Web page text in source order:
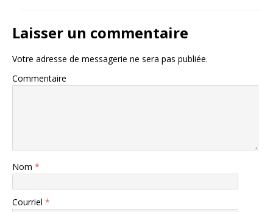
Laisser un commentaire
Votre adresse de messagerie ne sera pas publiée.
Commentaire
Nom *
Courriel *